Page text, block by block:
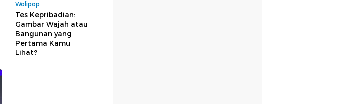
Wolipop
Tes Kepribadian:
Gambar Wajah atau
Bangunan yang
Pertama Kamu
Lihat?